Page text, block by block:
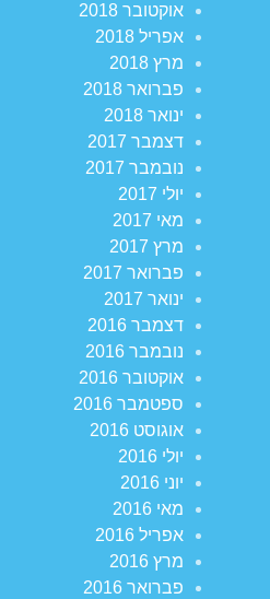
אוקטובר 2018
אפריל 2018
מרץ 2018
פברואר 2018
ינואר 2018
דצמבר 2017
נובמבר 2017
יולי 2017
מאי 2017
מרץ 2017
פברואר 2017
ינואר 2017
דצמבר 2016
נובמבר 2016
אוקטובר 2016
ספטמבר 2016
אוגוסט 2016
יולי 2016
יוני 2016
מאי 2016
אפריל 2016
מרץ 2016
פברואר 2016